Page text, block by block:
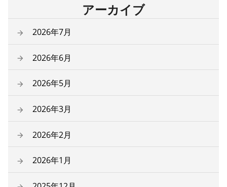
アーカイブ
2026年7月
2026年6月
2026年5月
2026年3月
2026年2月
2026年1月